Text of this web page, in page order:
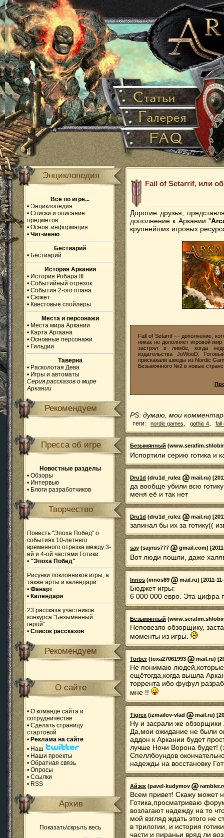
Энциклопедия
Все по игре...
• Энциклопедия
• Списки и описание
предметов
• Основ. информация
• Чит-меню
Бестиарий
• Бестиарий
История Аркании
• История Робара III
• Событийный отрезок
• События 2-ого плана
• Сюжет
• Квестовые спойлеры
Места и персонажи
• Места мира Аркании
• Карта Аргаана
• Основные персонажи
• Гильдии
Таверна
• Расколотая Дева
• Игры и автоматы
Серия рассказов о мире
Аркании
Рекомендуем
Пресса об игре
Новостные разделы
• Обзоры
• Интервью
• Блоги разработчиков
Творчество
Повесть "Эпоха Побед" о
событиях 10-летнего
временного отрезка между 3-
ей и 4-ой частями Готики:
• "Эпоха Побед"
Рисунки поклонников игры, а
также арты и календари:
• Фанарт
• Календари
23 рассказа участников
конкурса "Безымянный
герой":
• Список рассказов
Рекомендуем
О сайте
• О команде сайта и
сотрудничестве
• Сделать страницу
стартовой
• Реклама на сайте
• Наш
• Наши проекты
• Обратная связь
• Опросы
• Ссылки
• RSS
Архив
Показать\скрыть весь
Fail of Setarrif, или
Дорогие друзья,
дополнение к Аркании "
крупнейших игровых
Fall of Setarrif — дополнение,
никак не дополняет игровой
застрял в лимбе, когда
издательства JoWooD.
прискакали шведы из Nordic
Безымянного №2 в новые
PS: думаю, мои
теги: nordic games gothic 4 fall
Безымянный
Испортили серию готика и
Dru1d (dru1d_rulez mail.ru)
да вообще убили всю
меня её и так нет
Dru1d (dru1d_rulez mail.ru)
запинал бы их за готику((
say (sayrus777 gmail.com)
Вот люди пошли, даже
Innos (innos89 mail.ru) [2011-
Бюджет игры:
6 000 000 евро. Эта цифра
Безымянный
Неповезло обзорщику,
моменты из игры.
Torber(toxa27061993 mail.ru)
Не понимаю людей,которые
ещётогда,когда вышла
торрента ибо фуфул
мне !!
Tigrex (izmailov-vlad mail.ru)
Ну и засрали же
Да,мои ожидание не были
аддон к Аркании будет
лучше Ночи Ворона будет!
Спеллбоундов
надежды на восстановку
Айзек (pavel-kudymov
Всем привет! Скажу может
Готика,просматриваю
возлагают надежду на то
мой взгляд ждать этого не
в трилогии, и история
части и пираньи вряд ли